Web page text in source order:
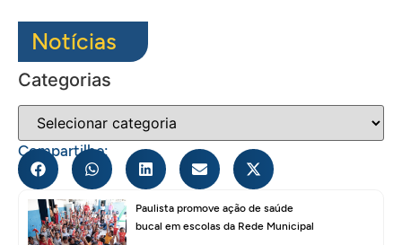
Notícias
Categorias
Compartilhe:
Paulista promove ação de saúde
bucal em escolas da Rede Municipal